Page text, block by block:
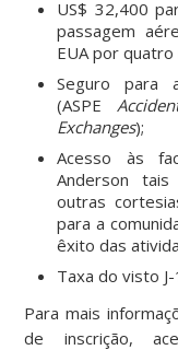
US$ 32,400
passagem
EUA por quatro
Seguro para
(ASPE
Exchanges);
Acesso às
Anderson
outras
para a
êxito das
Taxa do visto J-
Para mais
de inscrição,